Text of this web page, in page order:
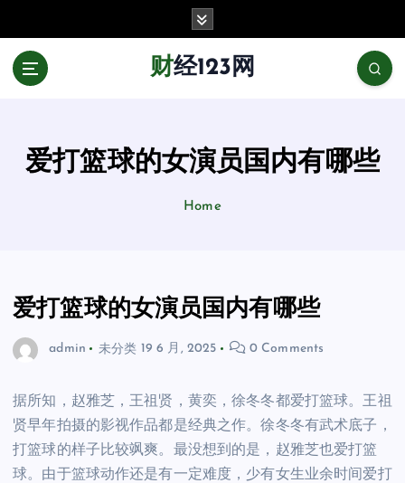
财经123网
爱打篮球的女演员国内有哪些
Home
爱打篮球的女演员国内有哪些
admin 未分类 19 6 月, 2025 0 Comments
据所知，赵雅芝，王祖贤，黄奕，徐冬冬都爱打篮球。王祖
贤早年拍摄的影视作品都是经典之作。徐冬冬有武术底子，
打篮球的样子比较飒爽。最没想到的是，赵雅芝也爱打篮
球。由于篮球动作还是有一定难度，少有女生业余时间爱打